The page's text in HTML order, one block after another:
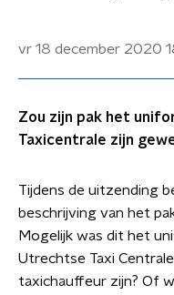
vr 18 december 2020
Zou zijn pak het
Taxicentrale zijn
Tijdens de uitzending
beschrijving van het
Mogelijk was dit het
Utrechtse Taxi
taxichauffeur zijn? Of